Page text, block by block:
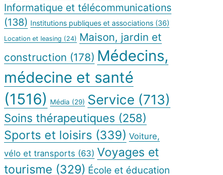
Informatique et télécommunications
(138) Institutions publiques et associations (36)
Location et leasing (24) Maison, jardin et
construction (178) Médecins,
médecine et santé
(1516) Média (29) Service (713)
Soins thérapeutiques (258)
Sports et loisirs (339) Voiture,
vélo et transports (63) Voyages et
tourisme (329) École et éducation